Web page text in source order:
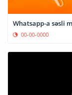
Whatsapp-a səsli
00-00-0000